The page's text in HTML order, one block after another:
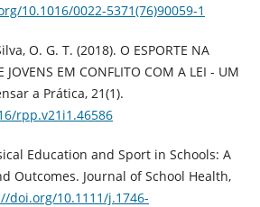
10.1016/0022-5371(76)90059-1
O. G. T. (2018). O ESPORTE NA
JOVENS EM CONFLITO COM A LEI - UM
a Prática, 21(1).
rpp.v21i1.46586
Education and Sport in Schools: A
Outcomes. Journal of School Health,
doi.org/10.1111/j.1746-